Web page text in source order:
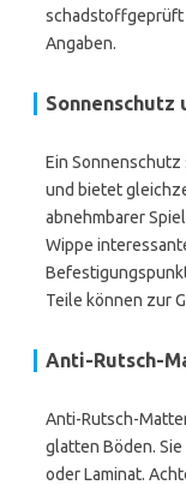
schadstoffgeprüft
Angaben.
Sonnenschutz
Ein
und bietet
abnehmbarer
Wippe
Teile können zur
Anti-Rutsch-
Anti-Rutsch-
glatten Böden.
oder Laminat.